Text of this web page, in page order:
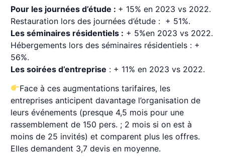
Pour les journées d’étude : + 15% en 2023 vs 2022.
Restauration lors des journées d’étude : + 51%.
Les séminaires résidentiels : + 5%en 2023 vs 2022.
Hébergements lors des séminaires résidentiels : +
56%.
Les soirées d’entreprise : + 11% en 2023 vs 2022.
Face à ces augmentations tarifaires, les
entreprises anticipent davantage l’organisation de
leurs événements (presque 4,5 mois pour une
rassemblement de 150 pers. ; 2 mois si on est à
moins de 25 invités) et comparent plus les offres.
Elles demandent 3,7 devis en moyenne.